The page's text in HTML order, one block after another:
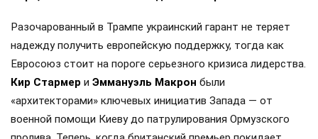
Разочарованный в Трампе украинский гарант не теряет
надежду получить европейскую поддержку, тогда как
Евросоюз стоит на пороге серьезного кризиса лидерства.
Кир Стармер и Эммануэль Макрон были
«архитекторами» ключевых инициатив Запада — от
военной помощи Киеву до патрулирования Ормузского